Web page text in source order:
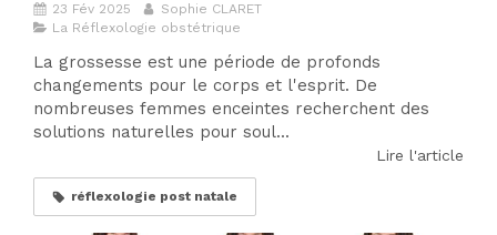
23 Fév 2025
Sophie CLARET
La Réflexologie obstétrique
La grossesse est une période de profonds
changements pour le corps et l'esprit. De
nombreuses femmes enceintes recherchent des
solutions naturelles pour soul...
Lire l'article
réflexologie post natale